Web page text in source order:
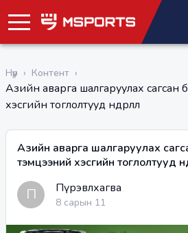
Нүүр › Контент ›
Азийн аварга шалгаруулах сагсан
хэсгийн тоглолтууд өндөрлөлөө
Азийн аварга шалгаруулах
тэмцээний хэсгийн тоглолтууд
П Пүрэвлхагва
8 сарын 11